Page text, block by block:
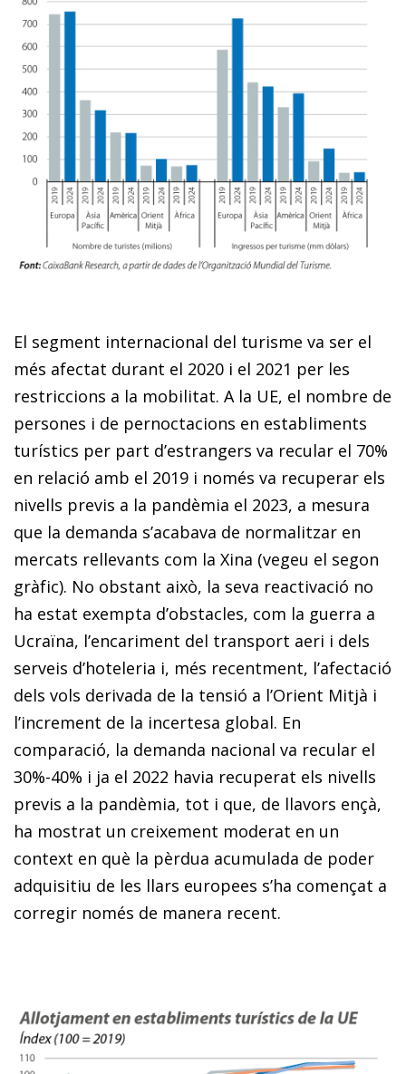
El segment internacional del turisme va ser el
més afectat durant el 2020 i el 2021 per les
restriccions a la mobilitat. A la UE, el nombre de
persones i de pernoctacions en establiments
turístics per part d’estrangers va recular el 70%
en relació amb el 2019 i només va recuperar els
nivells previs a la pandèmia el 2023, a mesura
que la demanda s’acabava de normalitzar en
mercats rellevants com la Xina (vegeu el segon
gràfic). No obstant això, la seva reacti­vació no
ha estat exempta d’obstacles, com la guerra a
Ucraïna, l’encariment del transport aeri i dels
serveis d’hoteleria i, més recentment, l’afectació
dels vols derivada de la tensió a l’Orient Mitjà i
l’increment de la incertesa global. En
comparació, la demanda nacional va recular el
30%-40% i ja el 2022 havia recuperat els nivells
previs a la pandèmia, tot i que, de llavors ençà,
ha mostrat un creixement moderat en un
context en què la pèrdua acumulada de poder
adquisitiu de les llars europees s’ha començat a
corregir només de manera recent.